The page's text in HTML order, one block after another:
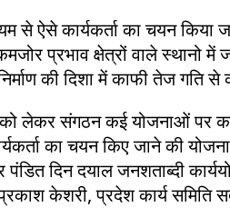
से ऐसे कार्यकर्ता का चयन किया
प्रभाव क्षेत्रों वाले
की दिशा में काफी तेज गति से
लेकर संगठन कई योजनाओं पर
का चयन किए जाने की
पंडित दिन दयाल जनशताब्दी
केशरी, प्रदेश कार्य समिति